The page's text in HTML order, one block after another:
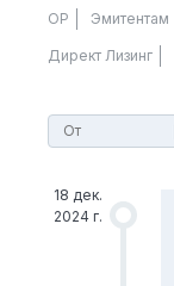
ОР Эмитентам
Директ Лизинг
18 дек.
2024 г.